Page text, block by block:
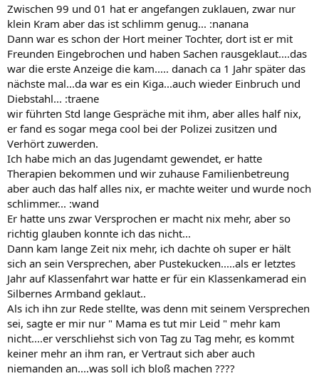
Zwischen 99 und 01 hat er angefangen zuklauen, zwar nur
klein Kram aber das ist schlimm genug... :nanana
Dann war es schon der Hort meiner Tochter, dort ist er mit
Freunden Eingebrochen und haben Sachen rausgeklaut....das
war die erste Anzeige die kam..... danach ca 1 Jahr später das
nächste mal...da war es ein Kiga...auch wieder Einbruch und
Diebstahl... :traene
wir führten Std lange Gespräche mit ihm, aber alles half nix,
er fand es sogar mega cool bei der Polizei zusitzen und
Verhört zuwerden.
Ich habe mich an das Jugendamt gewendet, er hatte
Therapien bekommen und wir zuhause Familienbetreung
aber auch das half alles nix, er machte weiter und wurde noch
schlimmer... :wand
Er hatte uns zwar Versprochen er macht nix mehr, aber so
richtig glauben konnte ich das nicht...
Dann kam lange Zeit nix mehr, ich dachte oh super er hält
sich an sein Versprechen, aber Pustekucken.....als er letztes
Jahr auf Klassenfahrt war hatte er für ein Klassenkamerad ein
Silbernes Armband geklaut..
Als ich ihn zur Rede stellte, was denn mit seinem Versprechen
sei, sagte er mir nur " Mama es tut mir Leid " mehr kam
nicht....er verschliehst sich von Tag zu Tag mehr, es kommt
keiner mehr an ihm ran, er Vertraut sich aber auch
niemanden an....was soll ich bloß machen ????